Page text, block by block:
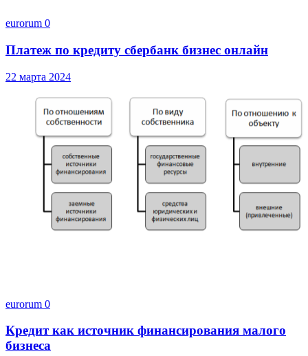
eurorum 0
Платеж по кредиту сбербанк бизнес онлайн
22 марта 2024
eurorum 0
Кредит как источник финансирования малого
бизнеса